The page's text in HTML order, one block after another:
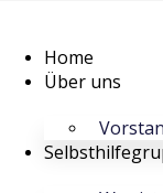
Home
Über uns